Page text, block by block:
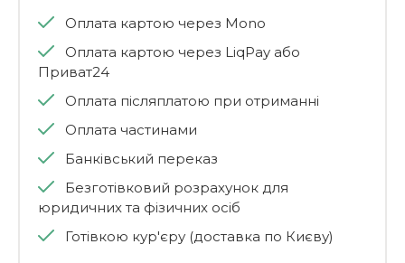
Оплата картою через Mono
Оплата картою через LiqPay або
Приват24
Оплата післяплатою при отриманні
Оплата частинами
Банківський переказ
Безготівковий розрахунок для
юридичних та фізичних осіб
Готівкою кур'єру (доставка по Києву)